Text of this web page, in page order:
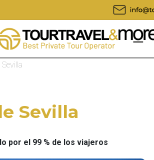
Sevilla
por el 99 % de los viajeros